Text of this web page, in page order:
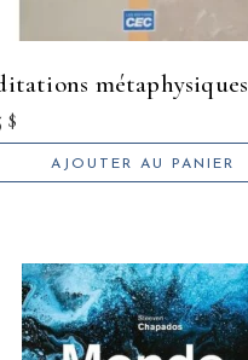
métaphysiques
$
AJOUTER AU PANIER